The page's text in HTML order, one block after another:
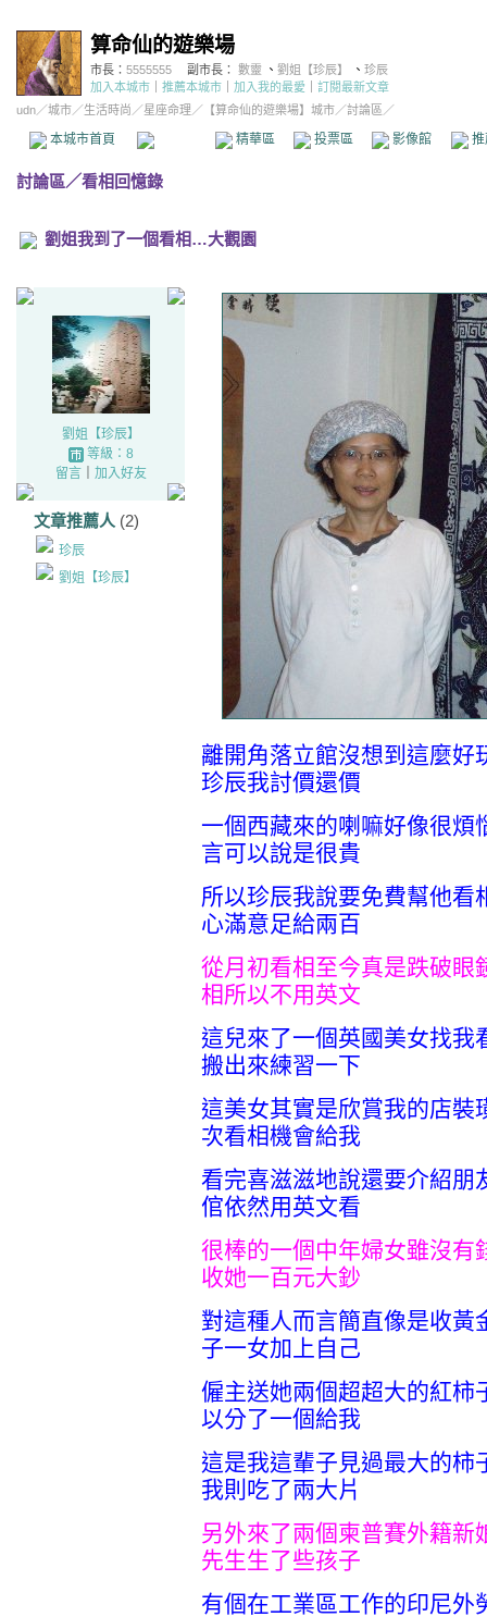
算命仙的遊樂場
市長： 5555555 副市長： 數靈 、 劉姐【珍辰】 、 珍辰
加入本城市
推薦本城市 加入我的最愛
訂閱最新文章
udn／城市／生活時尚 ／星座命理 ／ 【算命仙的遊樂場】城市／討論區／
本城市首頁 精華區 投票區 影像館
討論區／看相回憶錄
劉姐我到了一個看相…大觀園
劉姐【珍辰】
等級：8
留言｜ 加入好友
文章推薦人 (2)
珍辰
劉姐【珍辰】
離開角落立館沒想到這麼
珍辰我討價還價
一個西藏來的喇嘛好像很
言可以說是很貴
所以珍辰我說要免費幫他
心滿意足給兩百
從月初看相至今真是跌破
相所以不用英文
這兒來了一個英國美女找
搬出來練習一下
這美女其實是欣賞我的店
次看相機會給我
看完喜滋滋地說還要介紹
倌依然用英文看
很棒的一個中年婦女雖沒
收她一百元大鈔
對這種人而言簡直像是收
子一女加上自己
僱主送她兩個超超大的紅
以分了一個給我
這是我這輩子見過最大的
我則吃了兩大片
另外來了兩個柬普賽外籍
先生生了些孩子
有個在工業區工作的印尼